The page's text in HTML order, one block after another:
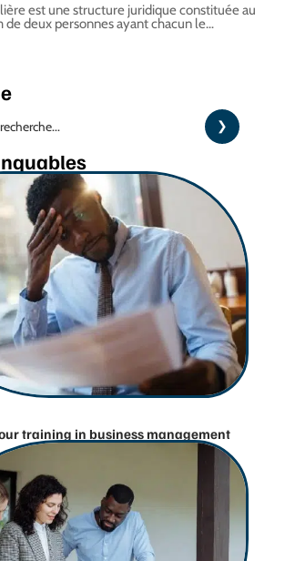
est une structure juridique constituée au
de deux personnes ayant chacun le…
training in business management